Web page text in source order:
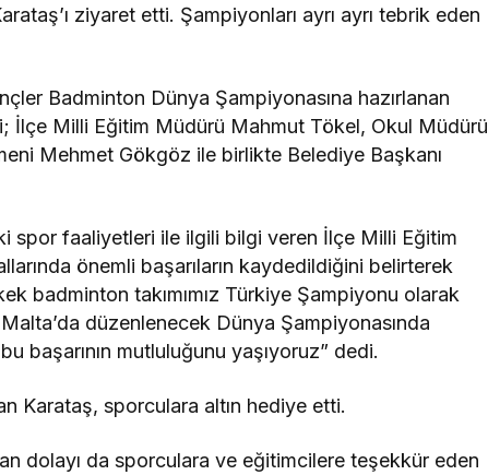
ziyaret etti. Şampiyonları ayrı ayrı tebrik eden
Badminton Dünya Şampiyonasına hazırlanan
İlçe Milli Eğitim Müdürü Mahmut Tökel, Okul Müdürü
Mehmet Gökgöz ile birlikte Belediye Başkanı
spor faaliyetleri ile ilgili bilgi veren İlçe Milli Eğitim
önemli başarıların kaydedildiğini belirterek
badminton takımımız Türkiye Şampiyonu olarak
düzenlenecek Dünya Şampiyonasında
başarının mutluluğunu yaşıyoruz” dedi.
Karataş, sporculara altın hediye etti.
dolayı da sporculara ve eğitimcilere teşekkür eden